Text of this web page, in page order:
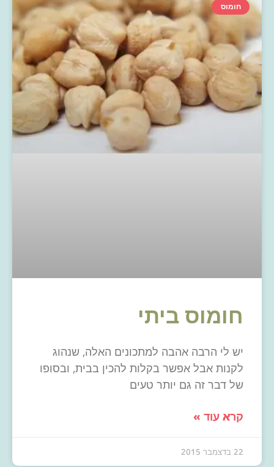
חומוס
חומוס ביתי
יש לי הרבה אהבה למתכונים האלה, שנהוג
לקנות אבל אפשר בקלות להכין בבית, ובסופו
של דבר זה גם יותר טעים
קרא עוד »
22 בדצמבר 2015